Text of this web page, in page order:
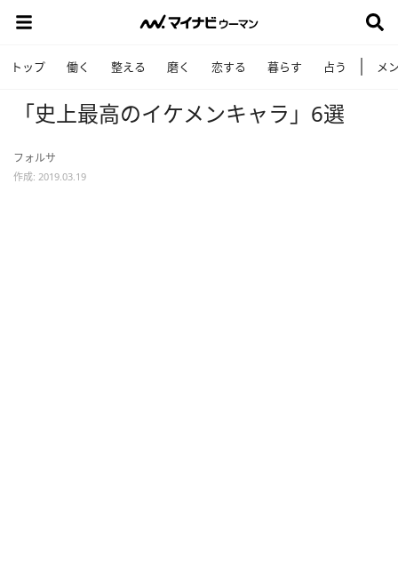
トップ 働く 整える 磨く 恋する 暮らす 占う メ
「史上最高のイケメンキャラ」6選
フォルサ
作成: 2019.03.19